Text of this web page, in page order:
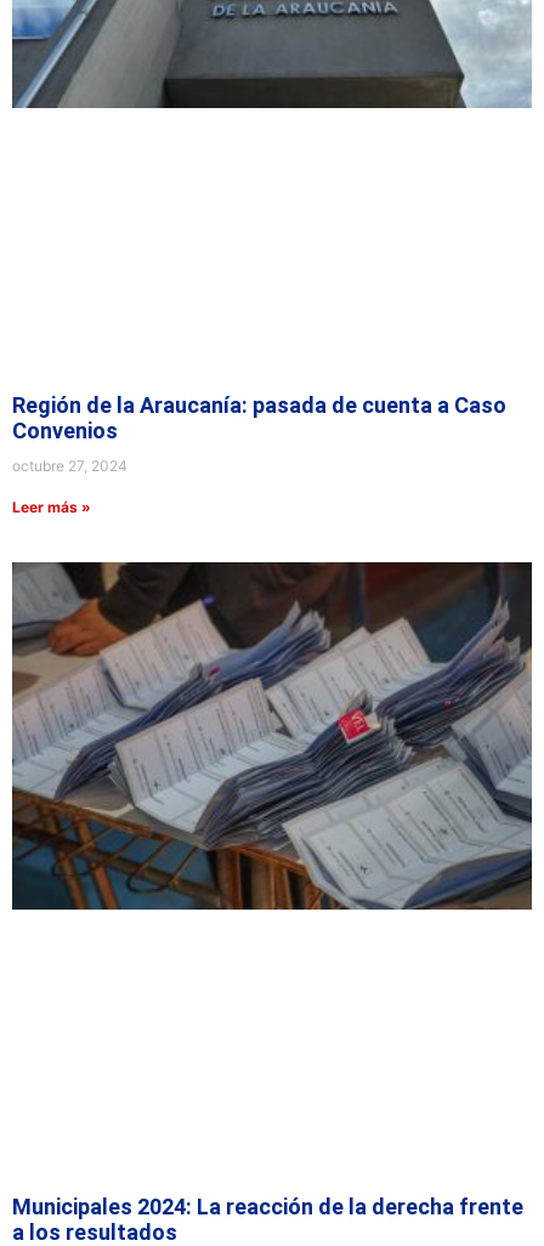
Región de la Araucanía: pasada de cuenta a Caso
Convenios
octubre 27, 2024
Leer más »
Municipales 2024: La reacción de la derecha frente
a los resultados